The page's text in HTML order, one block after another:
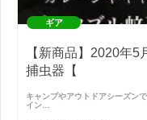
ギア
【新商品】2020年
捕虫器【
キャンプやアウトドアシーズン
イン…